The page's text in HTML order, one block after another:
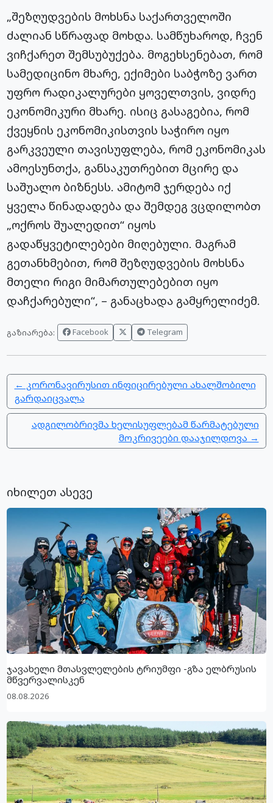
„შეზღუდვების მოხსნა საქართველოში
ძალიან სწრაფად მოხდა. სამწუხაროდ, ჩვენ
ვიჩქარეთ შემსუბუქება. მოგეხსენებათ, რომ
სამედიცინო მხარე, ექიმები საბჭოზე ვართ
უფრო რადიკალურები ყოველთვის, ვიდრე
ეკონომიკური მხარე. ისიც გასაგებია, რომ
ქვეყნის ეკონომიკისთვის საჭირო იყო
გარკვეული თავისუფლება, რომ ეკონომიკას
ამოესუნთქა, განსაკუთრებით მცირე და
საშუალო ბიზნესს. ამიტომ ჯერდება იქ
ყველა წინადადება და შემდეგ ვცდილობთ
„ოქროს შუალედით“ იყოს
გადაწყვეტილებები მიღებული. მაგრამ
გეთანხმებით, რომ შეზღუდვების მოხსნა
მთელი რიგი მიმართულებებით იყო
დაჩქარებული“, – განაცხადა გამყრელიძემ.
გაზიარება: Facebook Telegram
← კორონავირუსით ინფიცირებული ახალშობილი
გარდაიცვალა
ადგილობრივმა ხელისუფლებამ წარმატებული
მოკრივეები დააჯილდოვა →
იხილეთ ასევე
ჯავახელი მთასვლელების ტრიუმფი -გზა ელბრუსის
მწვერვალისკენ
08.08.2026